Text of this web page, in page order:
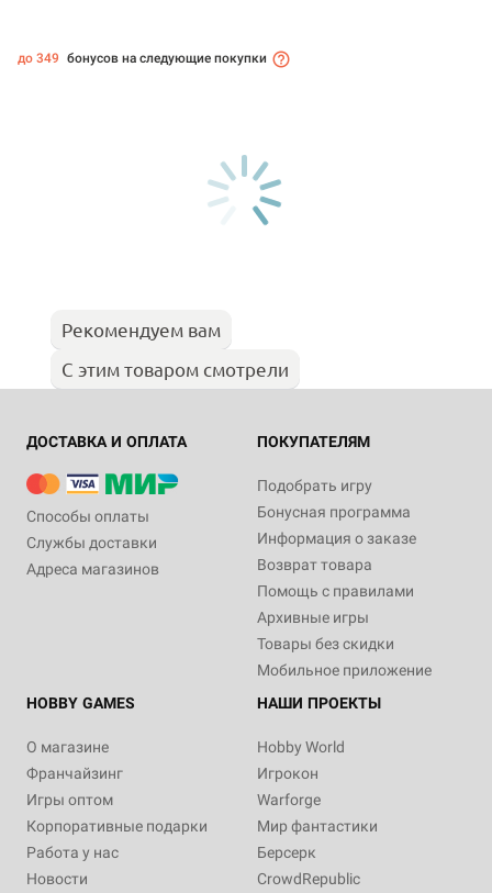
до 349 бонусов на следующие покупки
Рекомендуем вам
С этим товаром смотрели
ДОСТАВКА И ОПЛАТА
Способы оплаты
Службы доставки
Адреса магазинов
ПОКУПАТЕЛЯМ
Подобрать игру
Бонусная программа
Информация о заказе
Возврат товара
Помощь с правилами
Архивные игры
Товары без скидки
Мобильное приложение
HOBBY GAMES
О магазине
Франчайзинг
Игры оптом
Корпоративные подарки
Работа у нас
Новости
НАШИ ПРОЕКТЫ
Hobby World
Игрокон
Warforge
Мир фантастики
Берсерк
CrowdRepublic